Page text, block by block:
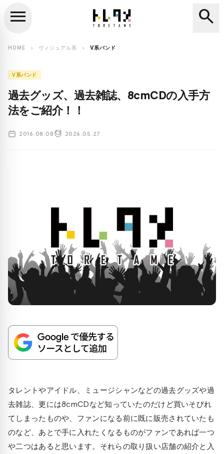
search
menu search
HOME chevron_right ヴィジュアル系 chevron_right V系バンド
V系バンド
過去グッズ、過去雑誌、8cmCDの入手方
法をご紹介！！
2016.08.08 2026.05.27
タレントやアイドル、ミュージシャンなどの過去グッズや過
去雑誌、更には8cmCDなど知っていたのだけど買いそびれ
てしまったものや、ファンになる前に既に販売されていたも
のなど、あとで手に入れたくなるものがファンであれば一つ
や二つはあると思います。それらの取り扱い店舗の紹介と入